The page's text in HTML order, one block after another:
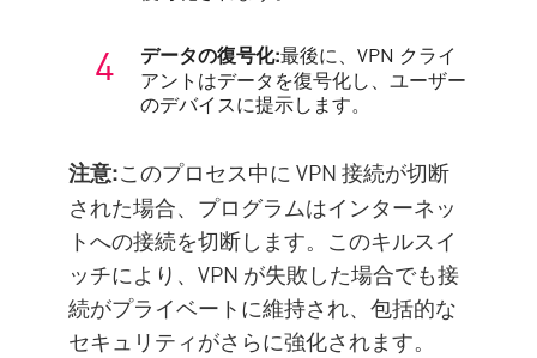
データの復号化:最後に、VPN クライ
アントはデータを復号化し、ユーザー
のデバイスに提示します。
注意:このプロセス中に VPN 接続が切断
された場合、プログラムはインターネッ
トへの接続を切断します。このキルスイ
ッチにより、VPN が失敗した場合でも接
続がプライベートに維持され、包括的な
セキュリティがさらに強化されます。